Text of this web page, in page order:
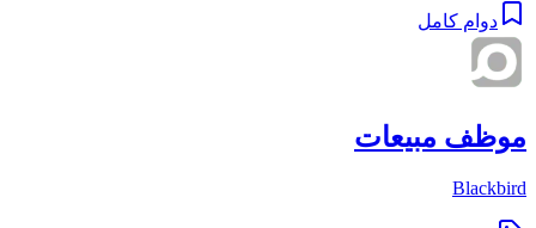
دوام كامل
موظف مبيعات
Blackbird